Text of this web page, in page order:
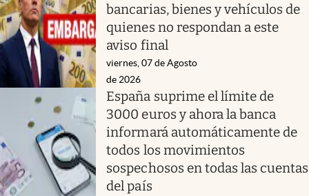
bancarias, bienes y vehículos de
quienes no respondan a este
aviso final
viernes, 07 de Agosto
de 2026
España suprime el límite de
3000 euros y ahora la banca
informará automáticamente de
todos los movimientos
sospechosos en todas las cuentas
del país